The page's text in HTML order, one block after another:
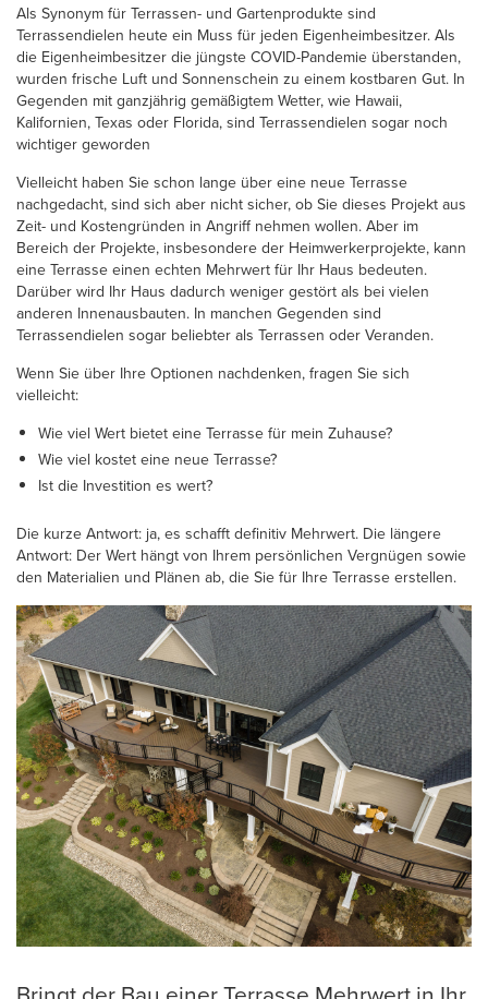
Als Synonym für Terrassen- und Gartenprodukte sind
Terrassendielen heute ein Muss für jeden Eigenheimbesitzer. Als
die Eigenheimbesitzer die jüngste COVID-Pandemie überstanden,
wurden frische Luft und Sonnenschein zu einem kostbaren Gut. In
Gegenden mit ganzjährig gemäßigtem Wetter, wie Hawaii,
Kalifornien, Texas oder Florida, sind Terrassendielen sogar noch
wichtiger geworden
Vielleicht haben Sie schon lange über eine neue Terrasse
nachgedacht, sind sich aber nicht sicher, ob Sie dieses Projekt aus
Zeit- und Kostengründen in Angriff nehmen wollen. Aber im
Bereich der Projekte, insbesondere der Heimwerkerprojekte, kann
eine Terrasse einen echten Mehrwert für Ihr Haus bedeuten.
Darüber wird Ihr Haus dadurch weniger gestört als bei vielen
anderen Innenausbauten. In manchen Gegenden sind
Terrassendielen sogar beliebter als Terrassen oder Veranden.
Wenn Sie über Ihre Optionen nachdenken, fragen Sie sich
vielleicht:
Wie viel Wert bietet eine Terrasse für mein Zuhause?
Wie viel kostet eine neue Terrasse?
Ist die Investition es wert?
Die kurze Antwort: ja, es schafft definitiv Mehrwert. Die längere
Antwort: Der Wert hängt von Ihrem persönlichen Vergnügen sowie
den Materialien und Plänen ab, die Sie für Ihre Terrasse erstellen.